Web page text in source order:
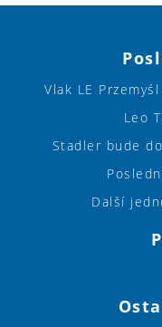
Vlak LE
Leo
Stadler bude
Další